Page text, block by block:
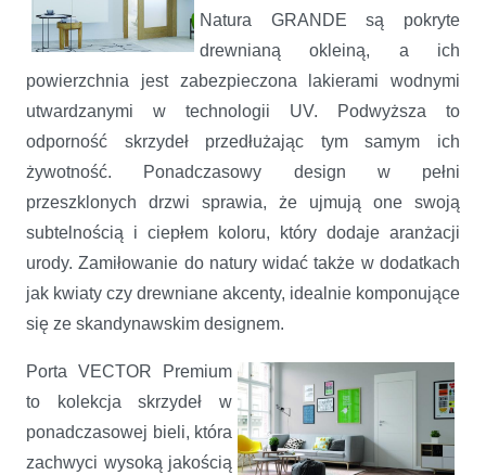
Natura GRANDE są pokryte
drewnianą okleiną, a ich
powierzchnia jest zabezpieczona lakierami wodnymi
utwardzanymi w technologii UV. Podwyższa to
odporność skrzydeł przedłużając tym samym ich
żywotność. Ponadczasowy design w pełni
przeszklonych drzwi sprawia, że ujmują one swoją
subtelnością i ciepłem koloru, który dodaje aranżacji
urody. Zamiłowanie do natury widać także w dodatkach
jak kwiaty czy drewniane akcenty, idealnie komponujące
się ze skandynawskim designem.
Porta VECTOR Premium
to kolekcja skrzydeł w
ponadczasowej bieli, która
zachwyci wysoką jakością